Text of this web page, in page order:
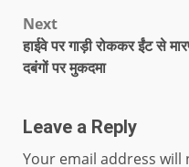
Next
हाईवे पर गाड़ी रोककर ईंट से
दबंगों पर मुकदमा
Leave a Reply
Your email address will